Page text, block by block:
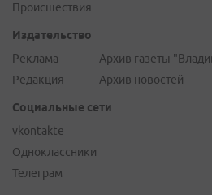
Происшествия
Издательство
Реклама
Редакция
Архив газеты
Архив новостей
Социальные сети
vkontakte
Одноклассники
Телеграм